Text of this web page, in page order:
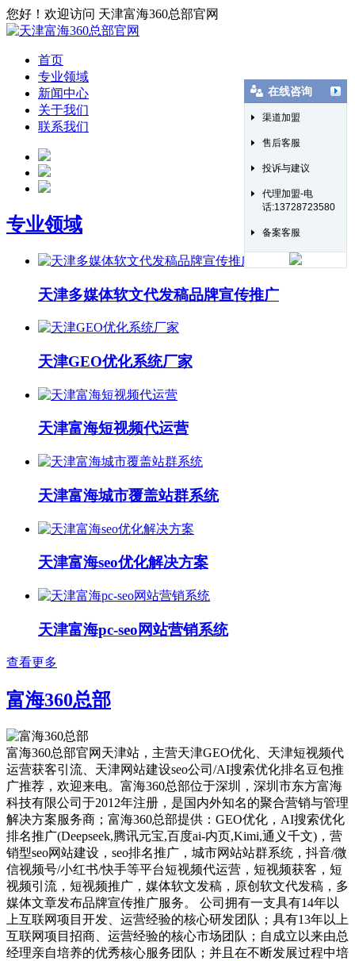
您好！欢迎访问 天津富海360总部官网
首页
专业领域
新闻中心
关于我们
联系我们
专业领域
天津多媒体软文代发稿品牌宣传推广
天津GEO优化系统厂家
天津富海短视频代运营
天津富海城市覆盖站群系统
天津富海seo优化解决方案
天津富海pc-seo网站营销系统
查看更多
富海360总部
富海360总部官网天津站，主营天津GEO优化、天津短视频代
运营获客引流、天津网站建设seo公司/AI搜索优化排名豆包推
广推荐，欢迎来电。富海360总部位于深圳，深圳市东方富海
科技有限公司于2012年注册，是国内外知名的聚合营销与管理
解决方案服务商；富海360总部提供：GEO优化，AI搜索优化
排名推广(Deepseek,腾讯元宝,百度ai-内页,Kimi,通义千文)，营
销型seo网站建设，seo排名推广，城市网站站群系统，抖音/微
信视频号/小红书/快手等平台短视频代运营，短视频获客，短
视频引流，短视频推广，媒体软文发稿，原创软文代发稿，多
媒体文章发布品牌宣传推广服务。 公司拥有一支具有14年以
上互联网项目开发、运营经验的核心研发团队；具有13年以上
互联网项目招商、运营经验的核心市场团队；自成立以来由总
经理亲自培养的优秀核心服务团队；并且在不断发展过程中培
在线咨询
渠道加盟
售后客服
投诉与建议
代理加盟-电
话:13728723580
备案客服